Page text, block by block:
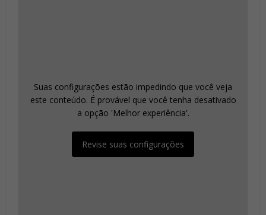
Suas configurações estão impedindo que você veja
este conteúdo. É provável que você tenha desativado
a opção 'Melhor experiência'.
Revise suas configurações